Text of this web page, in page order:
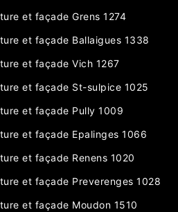
et façade Grens 1274
et façade Ballaigues 1338
et façade Vich 1267
et façade St-sulpice 1025
et façade Pully 1009
et façade Epalinges 1066
et façade Renens 1020
et façade Preverenges 1028
et façade Moudon 1510